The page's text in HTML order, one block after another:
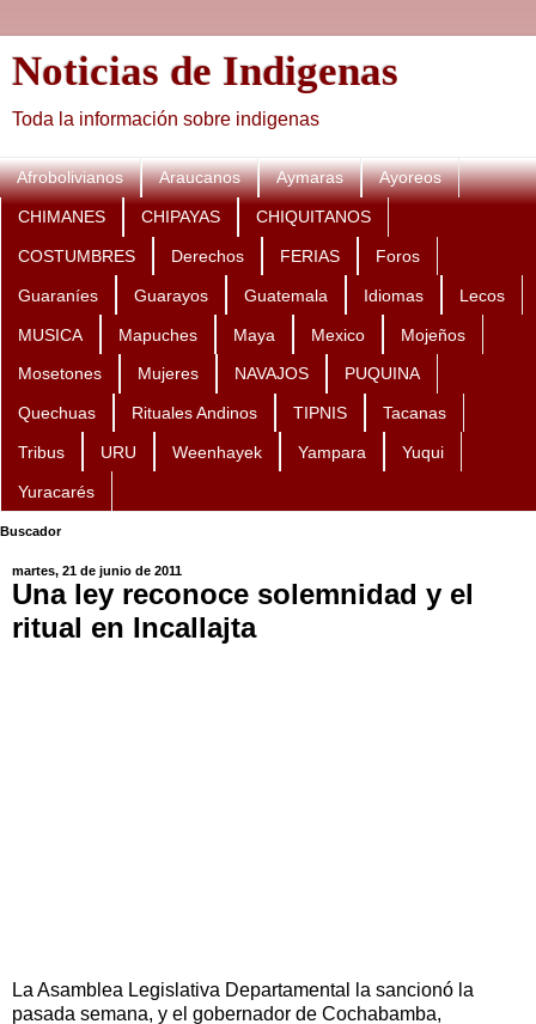
Noticias de Indigenas
Toda la información sobre indigenas
Afrobolivianos Araucanos Aymaras Ayoreos
CHIMANES CHIPAYAS CHIQUITANOS
COSTUMBRES Derechos FERIAS Foros
Guaraníes Guarayos Guatemala Idiomas Lecos
MUSICA Mapuches Maya Mexico Mojeños
Mosetones Mujeres NAVAJOS PUQUINA
Quechuas Rituales Andinos TIPNIS Tacanas
Tribus URU Weenhayek Yampara Yuqui
Yuracarés
Buscador
martes, 21 de junio de 2011
Una ley reconoce solemnidad y el
ritual en Incallajta
La Asamblea Legislativa Departamental la sancionó la
pasada semana, y el gobernador de Cochabamba,